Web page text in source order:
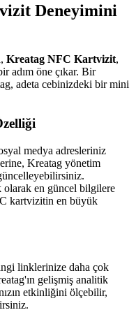
Deneyimini
Kreatag NFC Kartvizit,
adım öne çıkar. Bir
adeta cebinizdeki bir mini
medya adresleriniz
Kreatag yönetim
olarak en güncel bilgilere
kartvizitin en büyük
linklerinize daha çok
gelişmiş analitik
etkinliğini ölçebilir,